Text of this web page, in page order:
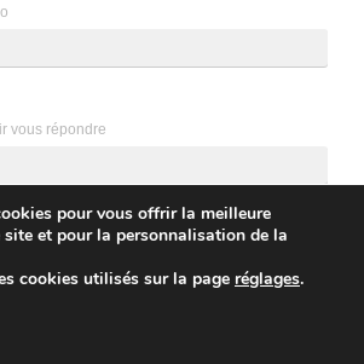
vous répondre
pour vous offrir la meilleure
site et pour la personnalisation de la
cookies utilisés sur la page réglages.